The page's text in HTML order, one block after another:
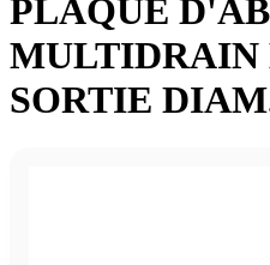
PLAQUE
MULTIDRAIN
SORTIE